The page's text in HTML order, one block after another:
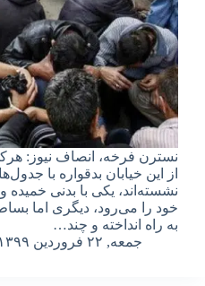
نسترن فرخه، انصاف نیوز:
از این خیابان بدقواره با
نشسته‌اند، یکی با بدنی
خود را می‌رود، دیگری اما
به راه انداخته و چند…
جمعه, ۲۲ فروردین ۱۳۹۹ – ۰۸:۰۹